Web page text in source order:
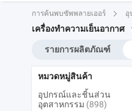
การค้นพบซัพพลายเออร์ อุ
เครื่องทำความเย็นอากาศ
รายการผลิตภัณฑ์
หมวดหมู่สินค้า
อุปกรณ์และชิ้นส่วน
อุตสาหกรรม (898)